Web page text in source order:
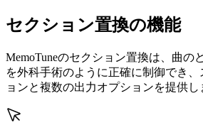
セクション置換の機能
MemoTuneのセクション置換は、曲の
を外科手術のように正確に制御でき
ョンと複数の出力オプションを提供し